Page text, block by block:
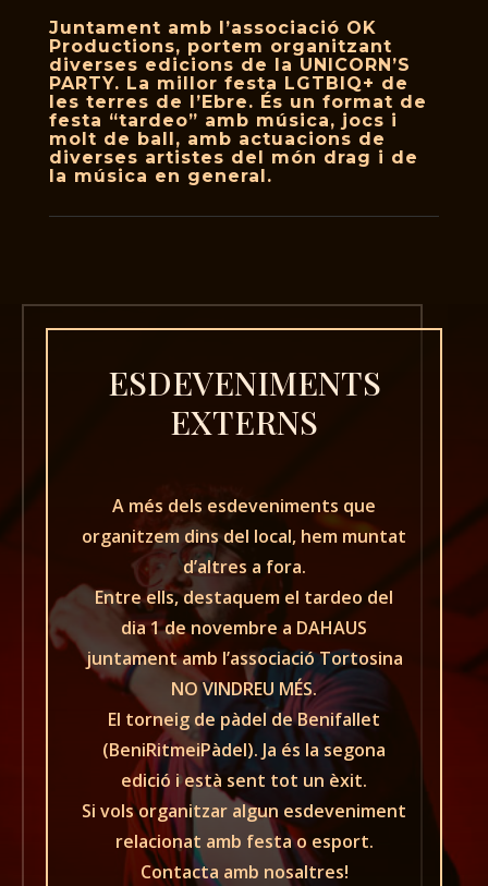
Juntament amb l’associació OK
Productions, portem organitzant
diverses edicions de la UNICORN’S
PARTY. La millor festa LGTBIQ+ de
les terres de l’Ebre. És un format de
festa “tardeo” amb música, jocs i
molt de ball, amb actuacions de
diverses artistes del món drag i de
la música en general.
ESDEVENIMENTS
EXTERNS
A més dels esdeveniments que
organitzem dins del local, hem muntat
d’altres a fora.
Entre ells, destaquem el tardeo del
dia 1 de novembre a DAHAUS
juntament amb l’associació Tortosina
NO VINDREU MÉS.
El torneig de pàdel de Benifallet
(BeniRitmeiPàdel). Ja és la segona
edició i està sent tot un èxit.
Si vols organitzar algun esdeveniment
relacionat amb festa o esport.
Contacta amb nosaltres!